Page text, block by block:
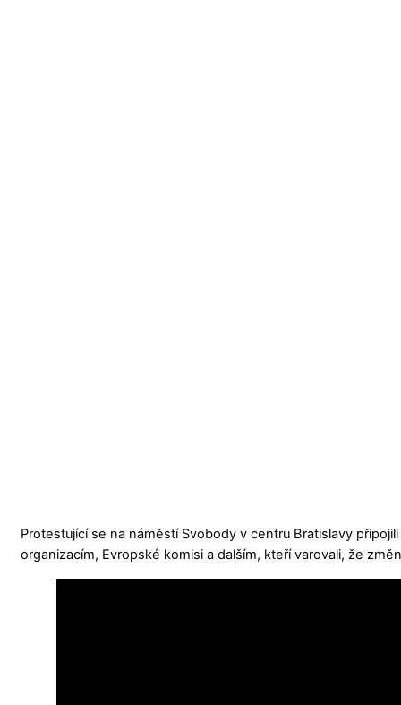
Protestující se na náměstí Svobody v centru Bratislavy
organizacím, Evropské komisi a dalším, kteří varovali, že